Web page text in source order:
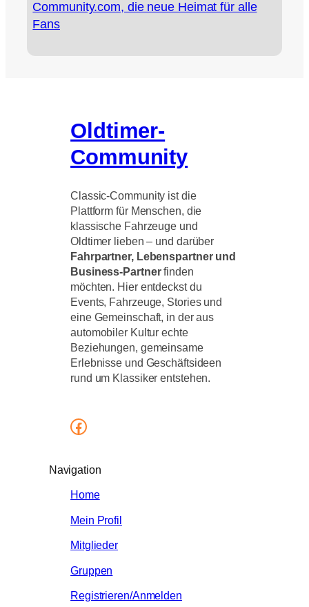
Community.com, die neue Heimat für alle
Fans
Oldtimer-
Community
Classic-Community ist die
Plattform für Menschen, die
klassische Fahrzeuge und
Oldtimer lieben – und darüber
Fahrpartner, Lebenspartner und
Business-Partnerfinden
möchten. Hier entdeckst du
Events, Fahrzeuge, Stories und
eine Gemeinschaft, in der aus
automobiler Kultur echte
Beziehungen, gemeinsame
Erlebnisse und Geschäftsideen
rund um Klassiker entstehen.
Facebook
Navigation
Home
Mein Profil
Mitglieder
Gruppen
Registrieren/Anmelden